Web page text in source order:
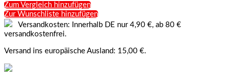
Zum Vergleich hinzufügen
Zur Wunschliste hinzufügen
Versandkosten: Innerhalb DE nur 4,90 €, ab 80 €
versandkostenfrei.
Versand ins europäische Ausland: 15,00 €.